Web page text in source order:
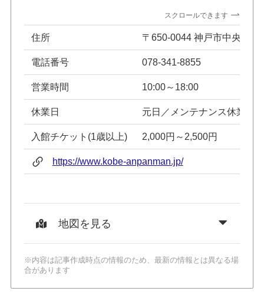
スクロールできます
住所 〒650-0044 神戸市中央区東
電話番号 078-341-8855
営業時間 10:00～18:00
休業日 元日／メンテナンス休業日
入館チケット(1歳以上) 2,000円～2,500円
https://www.kobe-anpanman.jp/
地図を見る
※内容は記事作成時点の情報のため、最新の情報とは異なる場
合があります